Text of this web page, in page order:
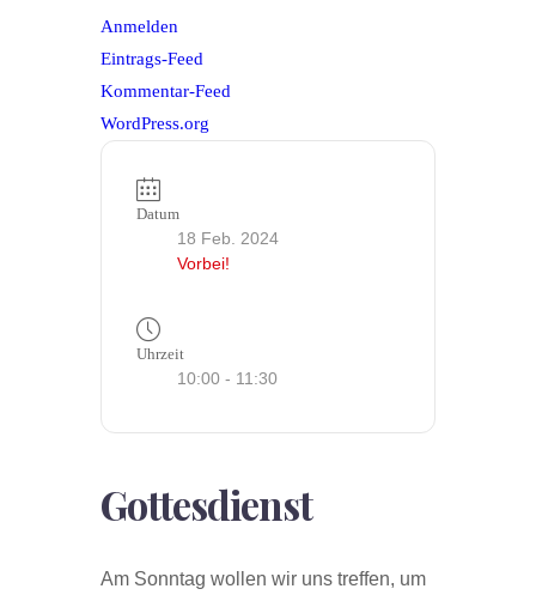
Anmelden
Eintrags-Feed
Kommentar-Feed
WordPress.org
Datum
18 Feb. 2024
Vorbei!
Uhrzeit
10:00 - 11:30
Gottesdienst
Am Sonntag wollen wir uns treffen, um